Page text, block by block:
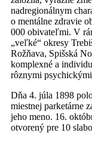
nadregionálnym
o mentálne zdravie
000 obivateľmi. V
„veľké“ okresy
Rožňava, Spišská
komplexné a
rôznymi
Dňa 4. júla 1898
miestnej parketárne
jeho meno. 16.
otvorený pre 10